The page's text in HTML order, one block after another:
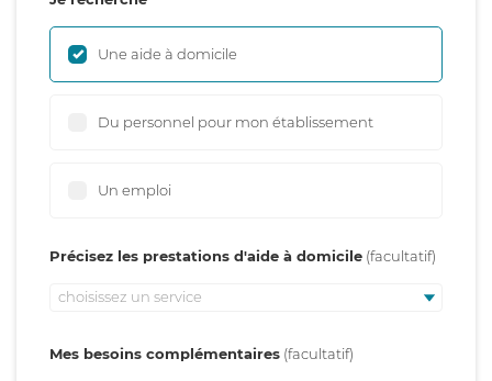
Une aide à domicile
Du personnel pour mon établissement
Un emploi
Précisez les prestations d'aide à domicile
choisissez un service
Mes besoins complémentaires